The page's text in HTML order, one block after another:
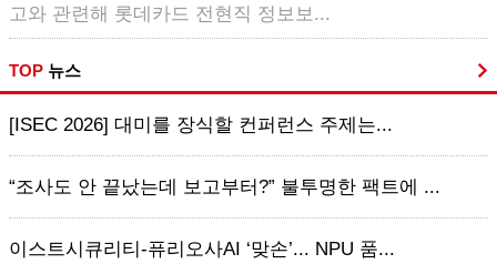
고와 관련해 롯데카드 전현직 정보보...
TOP 뉴스
[ISEC 2026] 대미를 장식할 컨퍼런스 주제는...
“조사도 안 끝났는데 보고부터?” 불투명한 팩트에 ...
이스트시큐리티-퓨리오사AI ‘맞손’... NPU 품...